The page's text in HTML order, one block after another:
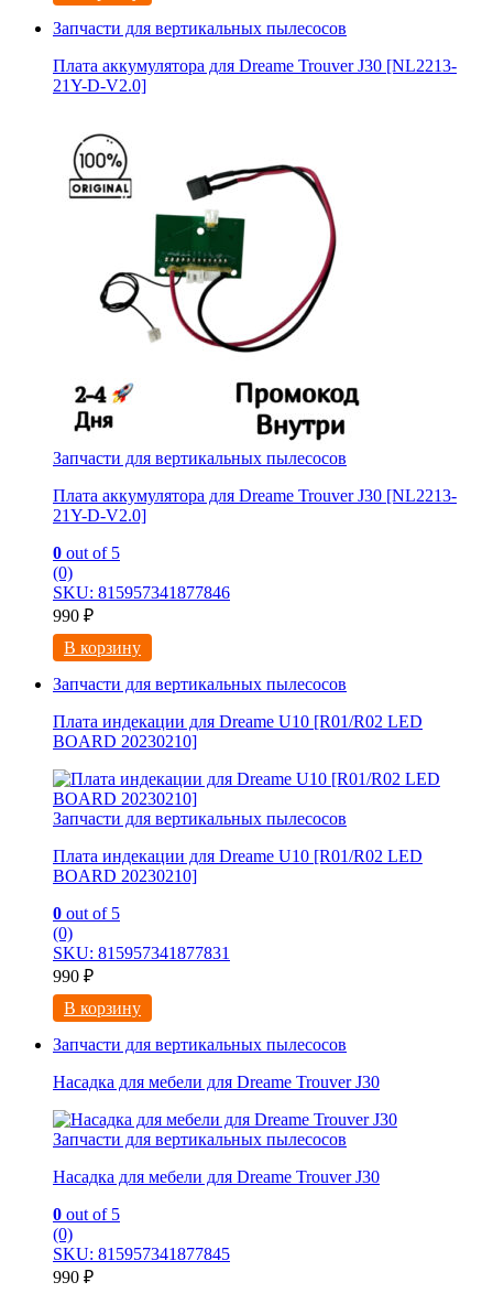
Запчасти для вертикальных пылесосов
Плата аккумулятора для Dreame Trouver J30 [NL2213-
21Y-D-V2.0]
Запчасти для вертикальных пылесосов
Плата аккумулятора для Dreame Trouver J30 [NL2213-
21Y-D-V2.0]
0 out of 5
(0)
SKU: 815957341877846
990 ₽
В корзину
Запчасти для вертикальных пылесосов
Плата индекации для Dreame U10 [R01/R02 LED
BOARD 20230210]
Запчасти для вертикальных пылесосов
Плата индекации для Dreame U10 [R01/R02 LED
BOARD 20230210]
0 out of 5
(0)
SKU: 815957341877831
990 ₽
В корзину
Запчасти для вертикальных пылесосов
Насадка для мебели для Dreame Trouver J30
Запчасти для вертикальных пылесосов
Насадка для мебели для Dreame Trouver J30
0 out of 5
(0)
SKU: 815957341877845
990 ₽